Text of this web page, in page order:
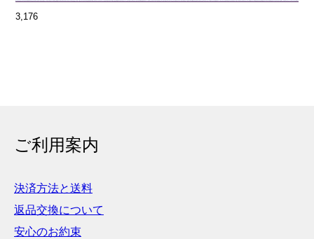
3,176
ご利用案内
決済方法と送料
返品交換について
安心のお約束